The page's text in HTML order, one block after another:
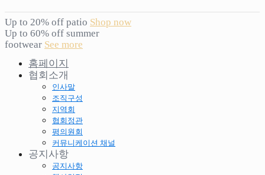
Up to 20% off patio Shop now
Up to 60% off summer
footwear See more
홈페이지
협회소개
인사말
조직구성
지역회
협회정관
평의원회
커뮤니케이션 채널
공지사항
공지사항